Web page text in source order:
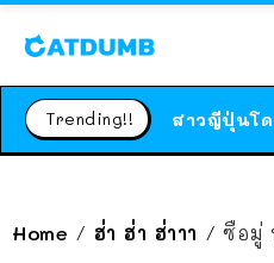
Trending!!
Home / ฮ่า ฮ่า ฮ่าาา / ซือมู่ หลิว